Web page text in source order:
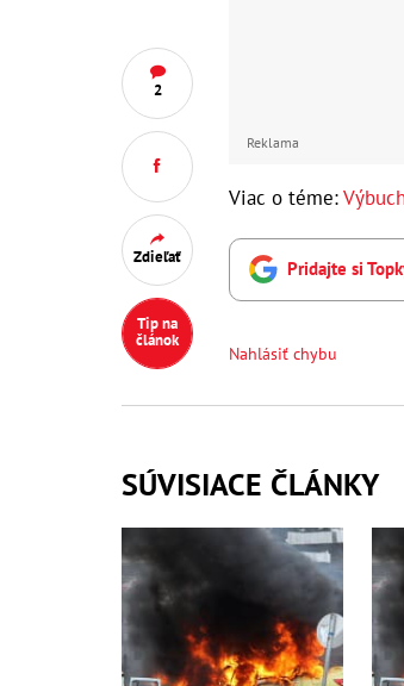
2
Zdieľať
Tip na
článok
Reklama
Viac o téme:
Pridajte si
Nahlásiť chybu
SÚVISIACE ČLÁNKY